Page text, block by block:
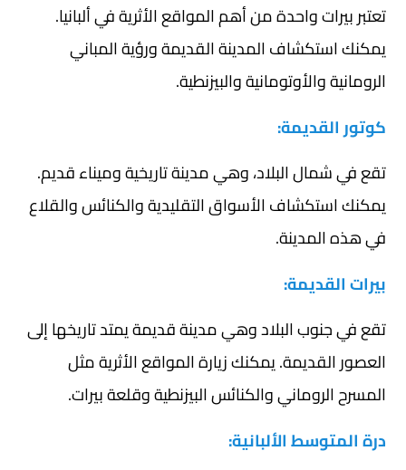
تعتبر بيرات واحدة من أهم المواقع الأثرية في ألبانيا.
يمكنك استكشاف المدينة القديمة ورؤية المباني
الرومانية والأوتومانية والبيزنطية.
كوتور القديمة:
تقع في شمال البلاد، وهي مدينة تاريخية وميناء قديم.
يمكنك استكشاف الأسواق التقليدية والكنائس والقلاع
في هذه المدينة.
بيرات القديمة:
تقع في جنوب البلاد وهي مدينة قديمة يمتد تاريخها إلى
العصور القديمة. يمكنك زيارة المواقع الأثرية مثل
المسرح الروماني والكنائس البيزنطية وقلعة بيرات.
درة المتوسط الألبانية: